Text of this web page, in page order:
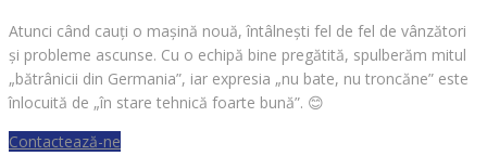
Atunci când cauți o mașină nouă, întâlnești fel de fel de vânzători
și probleme ascunse. Cu o echipă bine pregătită, spulberăm mitul
„bătrânicii din Germania”, iar expresia „nu bate, nu troncăne” este
înlocuită de „în stare tehnică foarte bună”. 😊
Contactează-ne